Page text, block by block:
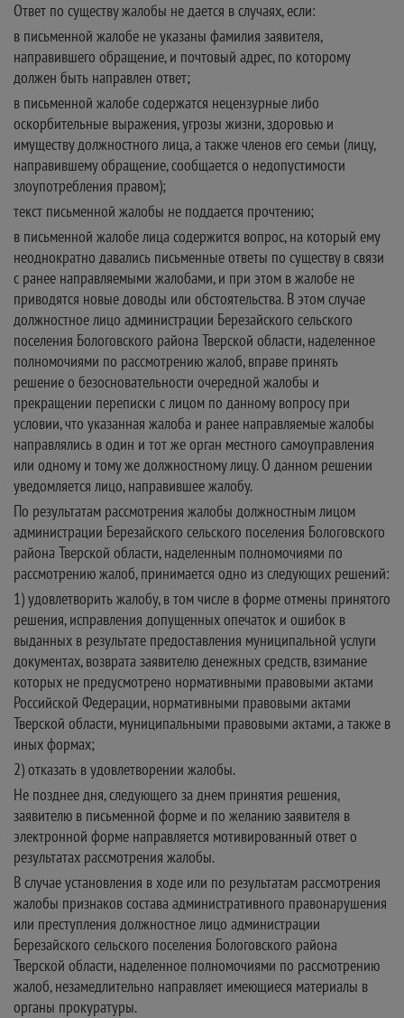
Ответ по существу жалобы не дается в случаях, если:
в письменной жалобе не указаны фамилия заявителя,
направившего обращение, и почтовый адрес, по которому
должен быть направлен ответ;
в письменной жалобе содержатся нецензурные либо
оскорбительные выражения, угрозы жизни, здоровью и
имуществу должностного лица, а также членов его семьи (лицу,
направившему обращение, сообщается о недопустимости
злоупотребления правом);
текст письменной жалобы не поддается прочтению;
в письменной жалобе лица содержится вопрос, на который ему
неоднократно давались письменные ответы по существу в связи
с ранее направляемыми жалобами, и при этом в жалобе не
приводятся новые доводы или обстоятельства. В этом случае
должностное лицо администрации Березайского сельского
поселения Бологовского района Тверской области, наделенное
полномочиями по рассмотрению жалоб, вправе принять
решение о безосновательности очередной жалобы и
прекращении переписки с лицом по данному вопросу при
условии, что указанная жалоба и ранее направляемые жалобы
направлялись в один и тот же орган местного самоуправления
или одному и тому же должностному лицу. О данном решении
уведомляется лицо, направившее жалобу.
По результатам рассмотрения жалобы должностным лицом
администрации Березайского сельского поселения Бологовского
района Тверской области, наделенным полномочиями по
рассмотрению жалоб, принимается одно из следующих решений:
1) удовлетворить жалобу, в том числе в форме отмены принятого
решения, исправления допущенных опечаток и ошибок в
выданных в результате предоставления муниципальной услуги
документах, возврата заявителю денежных средств, взимание
которых не предусмотрено нормативными правовыми актами
Российской Федерации, нормативными правовыми актами
Тверской области, муниципальными правовыми актами, а также в
иных формах;
2) отказать в удовлетворении жалобы.
Не позднее дня, следующего за днем принятия решения,
заявителю в письменной форме и по желанию заявителя в
электронной форме направляется мотивированный ответ о
результатах рассмотрения жалобы.
В случае установления в ходе или по результатам рассмотрения
жалобы признаков состава административного правонарушения
или преступления должностное лицо администрации
Березайского сельского поселения Бологовского района
Тверской области, наделенное полномочиями по рассмотрению
жалоб, незамедлительно направляет имеющиеся материалы в
органы прокуратуры.